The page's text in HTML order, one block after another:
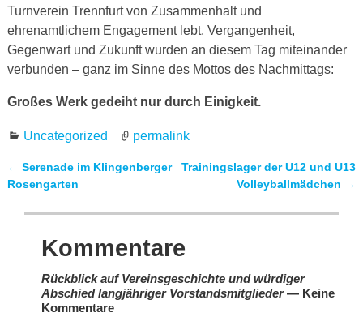
Turnverein Trennfurt von Zusammenhalt und
ehrenamtlichem Engagement lebt. Vergangenheit,
Gegenwart und Zukunft wurden an diesem Tag miteinander
verbunden – ganz im Sinne des Mottos des Nachmittags:
Großes Werk gedeiht nur durch Einigkeit.
Uncategorized permalink
Artikelnavigation
← Serenade im Klingenberger
Rosengarten
Trainingslager der U12 und U13
Volleyballmädchen →
Kommentare
Rückblick auf Vereinsgeschichte und würdiger
Abschied langjähriger Vorstandsmitglieder— Keine
Kommentare